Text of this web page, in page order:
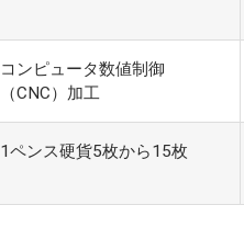
コンピュータ数値制御
（CNC）加工
1ペンス硬貨5枚から15枚